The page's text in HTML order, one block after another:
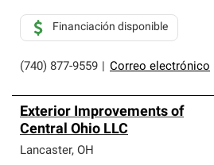
(740) 877-9559 Correo electrónico
Financiación disponible
Exterior Improvements of
Central Ohio LLC
Lancaster, OH